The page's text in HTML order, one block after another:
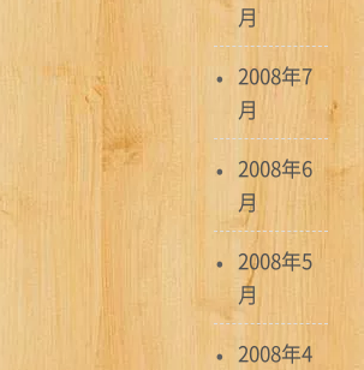
月
2008年7
月
2008年6
月
2008年5
月
2008年4